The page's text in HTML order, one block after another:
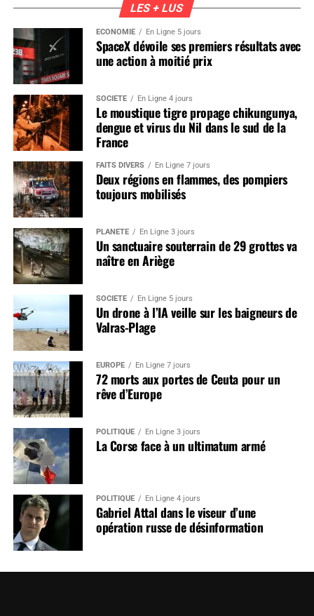
LES + LUS
ÉCONOMIE En Ligne 5 jours
SpaceX dévoile ses premiers résultats avec
une action à moitié prix
SOCIÉTÉ En Ligne 4 jours
Le moustique tigre propage chikungunya,
dengue et virus du Nil dans le sud de la
France
FAITS DIVERS En Ligne 7 jours
Deux régions en flammes, des pompiers
toujours mobilisés
PLANÈTE En Ligne 3 jours
Un sanctuaire souterrain de 29 grottes va
naître en Ariège
SOCIÉTÉ En Ligne 5 jours
Un drone à l’IA veille sur les baigneurs de
Valras-Plage
EUROPE En Ligne 7 jours
72 morts aux portes de Ceuta pour un
rêve d’Europe
POLITIQUE En Ligne 3 jours
La Corse face à un ultimatum armé
POLITIQUE En Ligne 4 jours
Gabriel Attal dans le viseur d’une
opération russe de désinformation